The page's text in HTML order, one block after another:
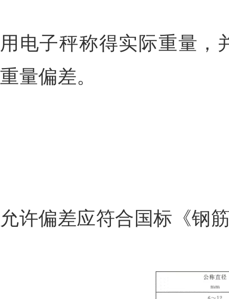
用电子秤称得实际重量，
重量偏差。
允许偏差应符合国标《钢